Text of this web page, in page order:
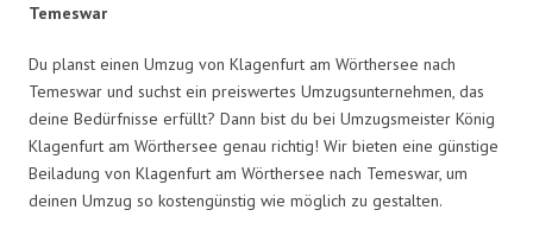
Temeswar
Du planst einen Umzug von Klagenfurt am Wörthersee nach
Temeswar und suchst ein preiswertes Umzugsunternehmen, das
deine Bedürfnisse erfüllt? Dann bist du bei Umzugsmeister König
Klagenfurt am Wörthersee genau richtig! Wir bieten eine günstige
Beiladung von Klagenfurt am Wörthersee nach Temeswar, um
deinen Umzug so kostengünstig wie möglich zu gestalten.